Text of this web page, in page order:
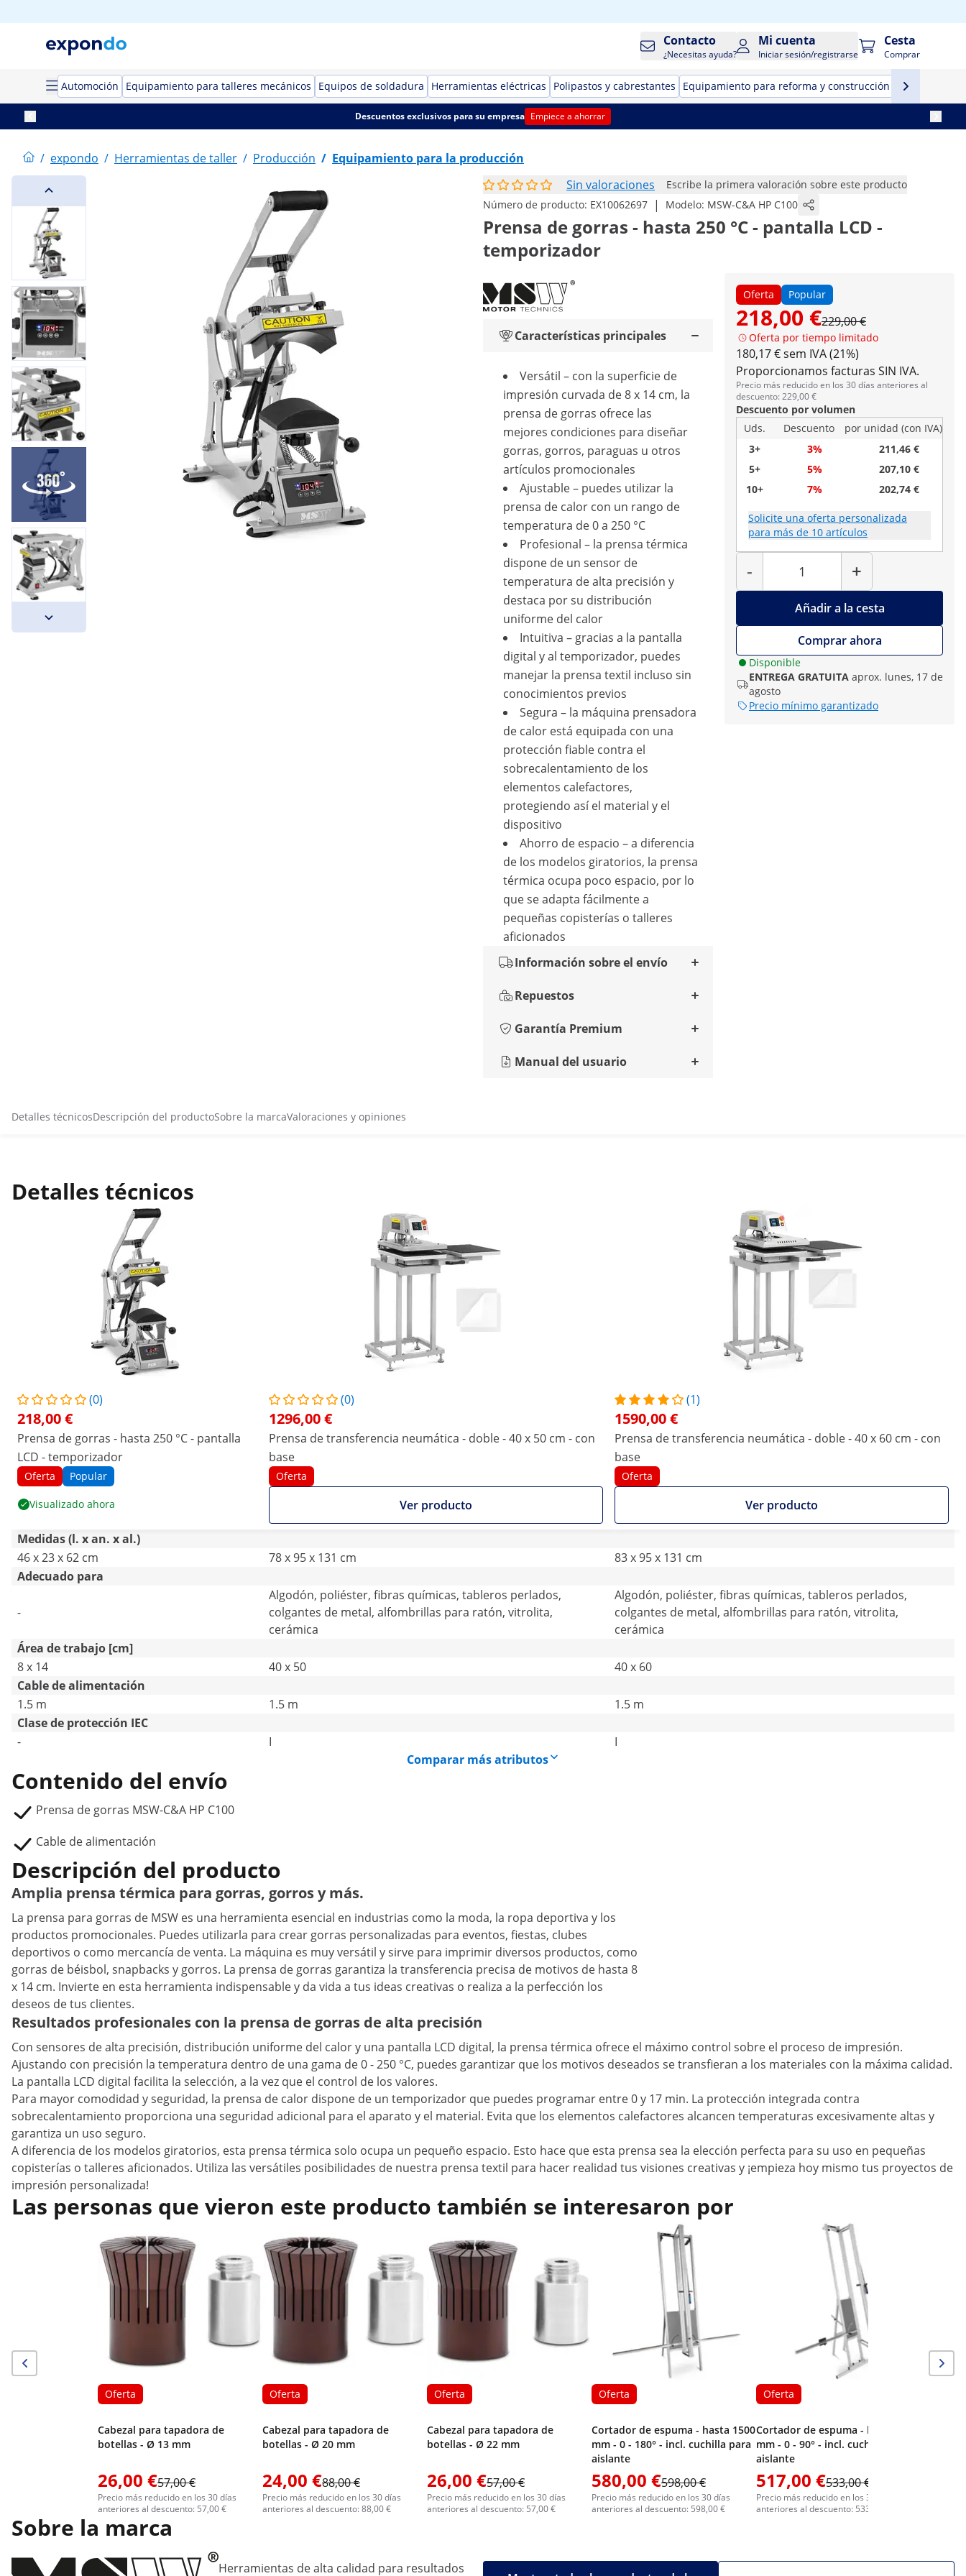
Contacto
¿Necesitas ayuda?
Mi cuenta
Iniciar sesión/registrarse
Cesta
Comprar
Automoción Equipamiento para talleres mecánicos Equipos de soldadura Herramientas eléctricas Polipastos y cabrestantes Equipamiento para reforma y construcción
Descuentos exclusivos para su empresa Empiece a ahorrar
/ expondo / Herramientas de taller / Producción / Equipamiento para la producción
Sin valoraciones
Escribe la primera valoración sobre este producto
Número de producto: EX10062697 | Modelo: MSW-C&A HP C100
Prensa de gorras - hasta 250 °C - pantalla LCD -
temporizador
Oferta Popular
218,00 €229,00 €
Oferta por tiempo limitado
180,17 € sem IVA (21%)
Proporcionamos facturas SIN IVA.
Precio más reducido en los 30 días anteriores al
descuento: 229,00 €
Descuento por volumen
Uds.
Descuento
por unidad (con IVA)
3+
3%
211,46 €
5+
5%
207,10 €
10+
7% 202,74 €
Solicite una oferta personalizada
para más de 10 artículos
-
Cantidad
+
Añadir a la cesta
Comprar ahora
Disponible
ENTREGA GRATUITA aprox. lunes, 17 de
agosto
Precio mínimo garantizado
Características principales
Versátil – con la superficie de
impresión curvada de 8 x 14 cm, la
prensa de gorras ofrece las
mejores condiciones para diseñar
gorras, gorros, paraguas u otros
artículos promocionales
Ajustable – puedes utilizar la
prensa de calor con un rango de
temperatura de 0 a 250 °C
Profesional – la prensa térmica
dispone de un sensor de
temperatura de alta precisión y
destaca por su distribución
uniforme del calor
Intuitiva – gracias a la pantalla
digital y al temporizador, puedes
manejar la prensa textil incluso sin
conocimientos previos
Segura – la máquina prensadora
de calor está equipada con una
protección fiable contra el
sobrecalentamiento de los
elementos calefactores,
protegiendo así el material y el
dispositivo
Ahorro de espacio – a diferencia
de los modelos giratorios, la prensa
térmica ocupa poco espacio, por lo
que se adapta fácilmente a
pequeñas copisterías o talleres
aficionados
Información sobre el envío
Repuestos
Garantía Premium
Manual del usuario
Detalles técnicosDescripción del productoSobre la marcaValoraciones y opiniones
Detalles técnicos
(0)
218,00 €
Prensa de gorras - hasta 250 °C - pantalla
LCD - temporizador
Oferta Popular
Visualizado ahora
(0)
1296,00 €
Prensa de transferencia neumática - doble - 40 x 50 cm - con
base
Oferta
Ver producto
(1)
1590,00 €
Prensa de transferencia neumática - doble - 40 x 60 cm - con
base
Oferta
Ver producto
Medidas (l. x an. x al.)
46 x 23 x 62 cm
78 x 95 x 131 cm
83 x 95 x 131 cm
Adecuado para
-
Algodón, poliéster, fibras químicas, tableros perlados,
colgantes de metal, alfombrillas para ratón, vitrolita,
cerámica
Algodón, poliéster, fibras químicas, tableros perlados,
colgantes de metal, alfombrillas para ratón, vitrolita,
cerámica
Área de trabajo [cm]
8 x 14
40 x 50
40 x 60
Cable de alimentación
1.5 m
1.5 m
1.5 m
Clase de protección IEC
-
I
I
Comparar más atributos
Contenido del envío
Prensa de gorras MSW-C&A HP C100
Cable de alimentación
Descripción del producto
Amplia prensa térmica para gorras, gorros y más.
La prensa para gorras de MSW es ​​una herramienta esencial en industrias como la moda, la ropa deportiva y los
productos promocionales. Puedes utilizarla para crear gorras personalizadas para eventos, fiestas, clubes
deportivos o como mercancía de venta. La máquina es muy versátil y sirve para imprimir diversos productos, como
gorras de béisbol, snapbacks y gorros. La prensa de gorras garantiza la transferencia precisa de motivos de hasta 8
x 14 cm. Invierte en esta herramienta indispensable y da vida a tus ideas creativas o realiza a la perfección los
deseos de tus clientes.
Resultados profesionales con la prensa de gorras de alta precisión
Con sensores de alta precisión, distribución uniforme del calor y una pantalla LCD digital, la prensa térmica ofrece el máximo control sobre el proceso de impresión.
Ajustando con precisión la temperatura dentro de una gama de 0 - 250 °C, puedes garantizar que los motivos deseados se transfieran a los materiales con la máxima calidad.
La pantalla LCD digital facilita la selección, a la vez que el control de los valores.
Para mayor comodidad y seguridad, la prensa de calor dispone de un temporizador que puedes programar entre 0 y 17 min. La protección integrada contra
sobrecalentamiento proporciona una seguridad adicional para el aparato y el material. Evita que los elementos calefactores alcancen temperaturas excesivamente altas y
garantiza un uso seguro.
A diferencia de los modelos giratorios, esta prensa térmica solo ocupa un pequeño espacio. Esto hace que esta prensa sea la elección perfecta para su uso en pequeñas
copisterías o talleres aficionados. Utiliza las versátiles posibilidades de nuestra prensa textil para hacer realidad tus visiones creativas y ¡empieza hoy mismo tus proyectos de
impresión personalizada!
Las personas que vieron este producto también se interesaron por
Oferta
Cabezal para tapadora de
botellas - Ø 13 mm
26,00 €57,00 €
Precio más reducido en los 30 días
anteriores al descuento: 57,00 €
Oferta
Cabezal para tapadora de
botellas - Ø 20 mm
24,00 €88,00 €
Precio más reducido en los 30 días
anteriores al descuento: 88,00 €
Oferta
Cabezal para tapadora de
botellas - Ø 22 mm
26,00 €57,00 €
Precio más reducido en los 30 días
anteriores al descuento: 57,00 €
Oferta
Cortador de espuma - hasta 1500
mm - 0 - 180° - incl. cuchilla para
aislante
580,00 €598,00 €
Precio más reducido en los 30 días
anteriores al descuento: 598,00 €
Oferta
Cortador de espuma - hasta 1500
mm - 0 - 90° - incl. cuchilla para
aislante
517,00 €533,00 €
Precio más reducido en los 30 días
anteriores al descuento: 533,00 €
Sobre la marca
Herramientas de alta calidad para resultados